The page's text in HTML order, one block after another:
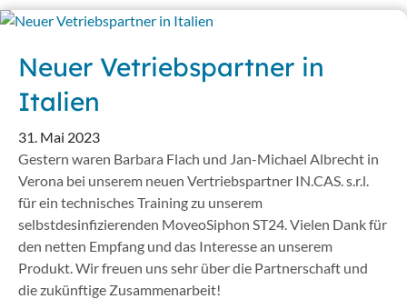
Neuer Vetriebspartner in
Italien
31. Mai 2023
Gestern waren Barbara Flach und Jan-Michael Albrecht in
Verona bei unserem neuen Vertriebspartner IN.CAS. s.r.l.
für ein technisches Training zu unserem
selbstdesinfizierenden MoveoSiphon ST24. Vielen Dank für
den netten Empfang und das Interesse an unserem
Produkt. Wir freuen uns sehr über die Partnerschaft und
die zukünftige Zusammenarbeit!